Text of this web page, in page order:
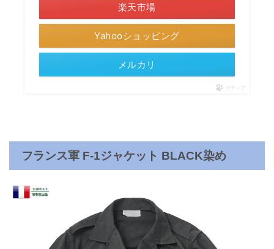
楽天市場
Yahooショッピング
メルカリ
ポチップ
フランス軍 F-1ジャケット BLACK染め